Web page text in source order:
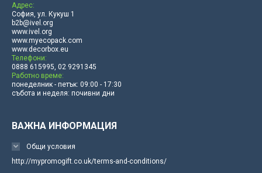
Адрес:
София, ул. Кукуш 1
b2b@ivel.org
www.ivel.org
www.myecopack.com
www.decorbox.eu
Телефони:
0888 615995, 02 9291345
Работно време:
понеделник - петък: 09:00 - 17:30
събота и неделя: почивни дни
ВАЖНА ИНФОРМАЦИЯ
Общи условия
http://mypromogift.co.uk/terms-and-conditions/